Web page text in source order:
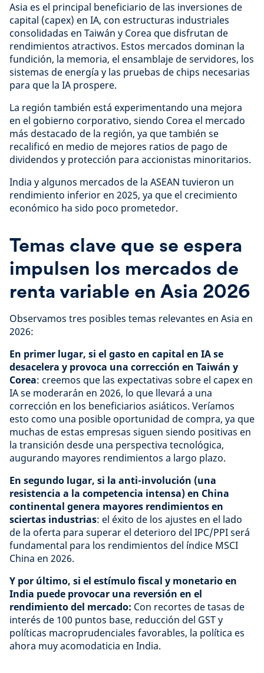
Asia es el principal beneficiario de las inversiones de
capital (capex) en IA, con estructuras industriales
consolidadas en Taiwán y Corea que disfrutan de
rendimientos atractivos. Estos mercados dominan la
fundición, la memoria, el ensamblaje de servidores, los
sistemas de energía y las pruebas de chips necesarias
para que la IA prospere.
La región también está experimentando una mejora
en el gobierno corporativo, siendo Corea el mercado
más destacado de la región, ya que también se
recalificó en medio de mejores ratios de pago de
dividendos y protección para accionistas minoritarios.
India y algunos mercados de la ASEAN tuvieron un
rendimiento inferior en 2025, ya que el crecimiento
económico ha sido poco prometedor.
Temas clave que se espera
impulsen los mercados de
renta variable en Asia 2026
Observamos tres posibles temas relevantes en Asia en
2026:
En primer lugar, si el gasto en capital en IA se
desacelera y provoca una corrección en Taiwán y
Corea: creemos que las expectativas sobre el capex en
IA se moderarán en 2026, lo que llevará a una
corrección en los beneficiarios asiáticos. Veríamos
esto como una posible oportunidad de compra, ya que
muchas de estas empresas siguen siendo positivas en
la transición desde una perspectiva tecnológica,
augurando mayores rendimientos a largo plazo.
En segundo lugar, si la anti-involución (una
resistencia a la competencia intensa) en China
continental genera mayores rendimientos en
sciertas industrias: el éxito de los ajustes en el lado
de la oferta para superar el deterioro del IPC/PPI será
fundamental para los rendimientos del índice MSCI
China en 2026.
Y por último, si el estímulo fiscal y monetario en
India puede provocar una reversión en el
rendimiento del mercado: Con recortes de tasas de
interés de 100 puntos base, reducción del GST y
políticas macroprudenciales favorables, la política es
ahora muy acomodaticia en India.